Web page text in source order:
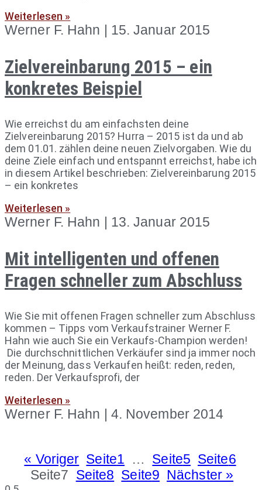
Weiterlesen »
Werner F. Hahn 15. Januar 2015
Zielvereinbarung 2015 – ein
konkretes Beispiel
Wie erreichst du am einfachsten deine
Zielvereinbarung 2015? Hurra – 2015 ist da und ab
dem 01.01. zählen deine neuen Zielvorgaben. Wie du
deine Ziele einfach und entspannt erreichst, habe ich
in diesem Artikel beschrieben: Zielvereinbarung 2015
– ein konkretes
Weiterlesen »
Werner F. Hahn 13. Januar 2015
Mit intelligenten und offenen
Fragen schneller zum Abschluss
Wie Sie mit offenen Fragen schneller zum Abschluss
kommen – Tipps vom Verkaufstrainer Werner F.
Hahn wie auch Sie ein Verkaufs-Champion werden!
Die durchschnittlichen Verkäufer sind ja immer noch
der Meinung, dass Verkaufen heißt: reden, reden,
reden. Der Verkaufsprofi, der
Weiterlesen »
Werner F. Hahn 4. November 2014
« Voriger Seite1 … Seite5 Seite6
Seite7 Seite8 Seite9 Nächster »